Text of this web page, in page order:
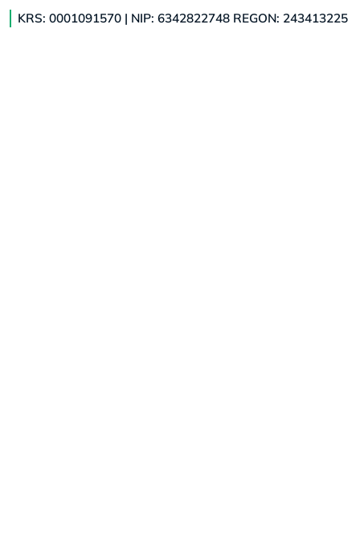
KRS: 0001091570 | NIP: 6342822748 REGON: 243413225